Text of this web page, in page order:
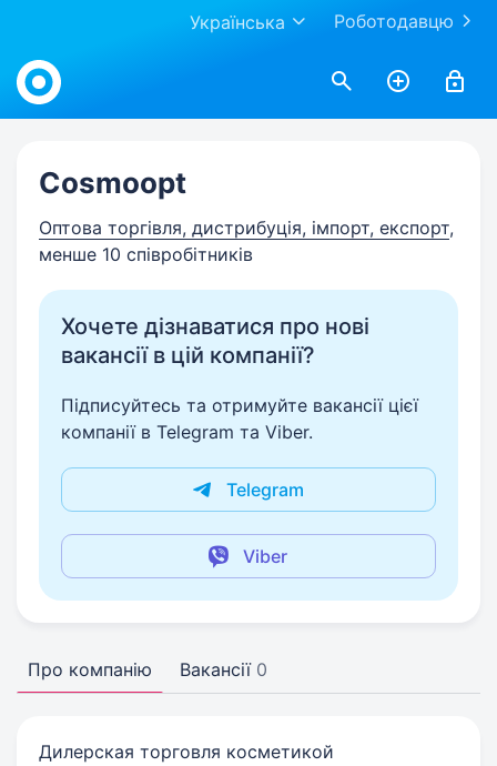
Роботодавцю
Українська
Work.ua
Cosmoopt
Оптова торгівля, дистрибуція, імпорт, експорт,
менше 10 співробітників
Хочете дізнаватися про нові
вакансії в цій компанії?
Підписуйтесь та отримуйте вакансії цієї
компанії в Telegram та Viber.
Telegram
Viber
Про компанію Вакансії 0
Дилерская торговля косметикой